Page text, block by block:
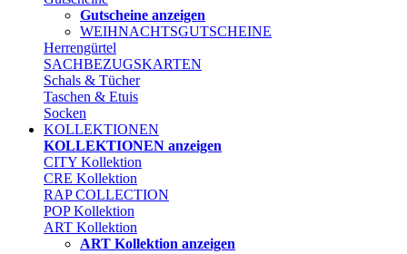
Gutscheine anzeigen
WEIHNACHTSGUTSCHEINE
Herrengürtel
SACHBEZUGSKARTEN
Schals & Tücher
Taschen & Etuis
Socken
KOLLEKTIONEN
KOLLEKTIONEN anzeigen
CITY Kollektion
CRE Kollektion
RAP COLLECTION
POP Kollektion
ART Kollektion
ART Kollektion anzeigen